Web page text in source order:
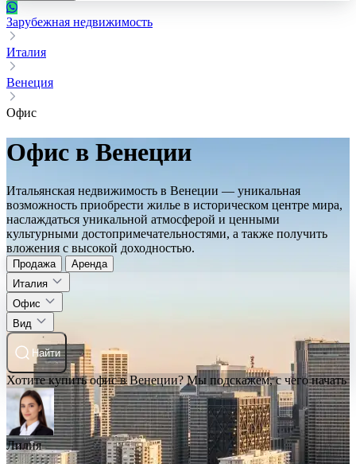
Зарубежная недвижимость
Италия
Венеция
Офис
Офис в Венеции
Итальянская недвижимость в Венеции — уникальная
возможность приобрести жилье в историческом центре мира,
наслаждаться уникальной атмосферой и ценными
культурными достопримечательностями, а также получить
вложения с высокой доходностью.
Продажа
Аренда
Италия
Офис
Вид
Найти
Хотите купить офис в Венеции? Мы подскажем, с чего начать
Лилия